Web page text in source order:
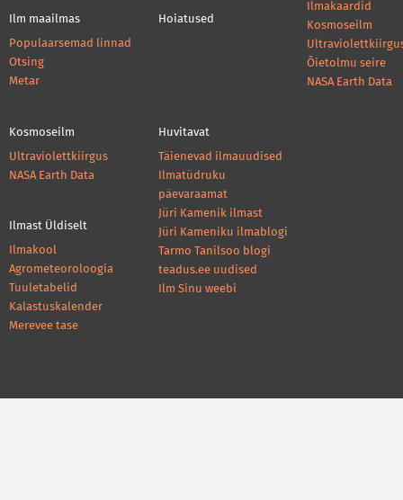
Ilm maailmas
Populaarsemad linnad
Otsing
Metar
Hoiatused
Ilmakaardid
Kosmoseilm
Õietolmu seire
NASA Earth Data
Kosmoseilm
Ultraviolettkiirgus
NASA Earth Data
Ilmast Üldiselt
Ilmakool
Agrometeoroloogia
Tuuletabelid
Kalastuskalender
Merevee tase
Huvitavat
Täienevad ilmauudised
Ilmatüdruku
päevaraamat
Jüri Kamenik ilmast
Jüri Kameniku ilmablogi
Tarmo Tanilsoo blogi
teadus.ee uudised
Ilm Sinu weebi